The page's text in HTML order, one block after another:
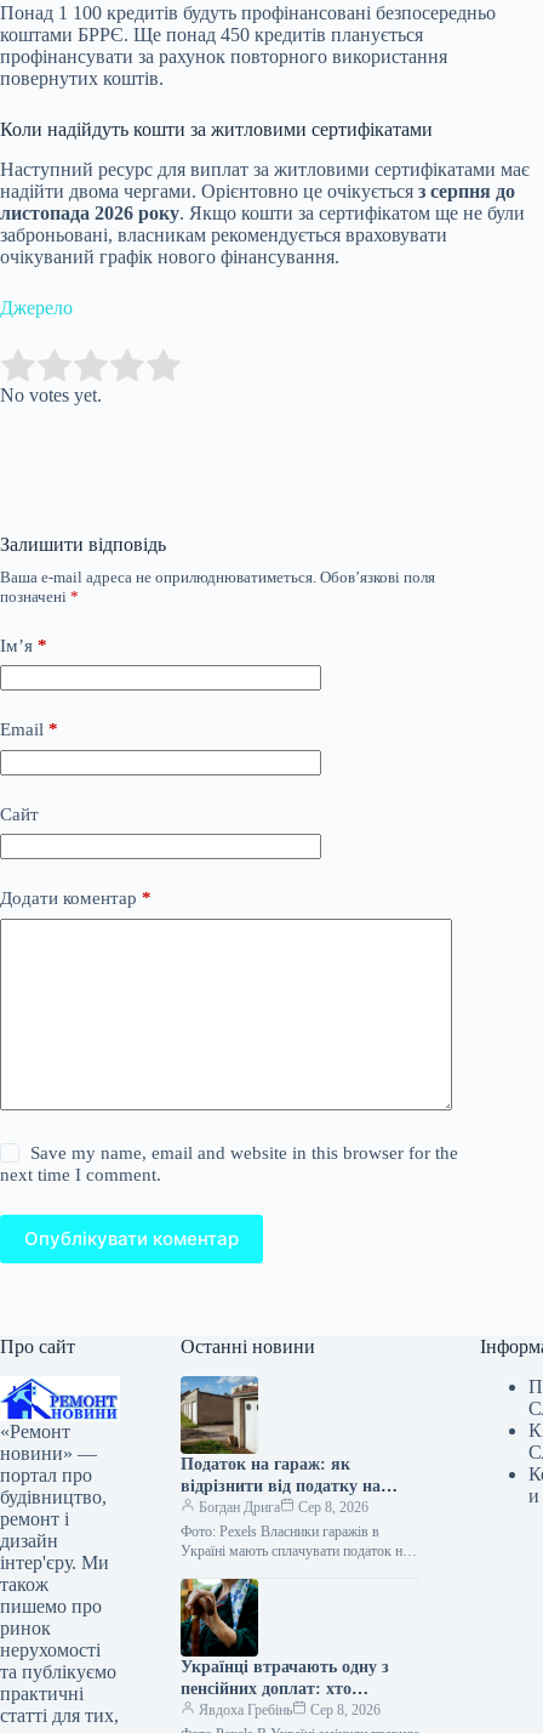
Понад 1 100 кредитів будуть профінансовані безпосередньо
коштами БРРЄ. Ще понад 450 кредитів планується
профінансувати за рахунок повторного використання
повернутих коштів.
Коли надійдуть кошти за житловими сертифікатами
Наступний ресурс для виплат за житловими сертифікатами має
надійти двома чергами. Орієнтовно це очікується з серпня до
листопада 2026 року. Якщо кошти за сертифікатом ще не були
заброньовані, власникам рекомендується враховувати
очікуваний графік нового фінансування.
Джерело
Rate this item:
No votes yet.
Залишити відповідь
Ваша e-mail адреса не оприлюднюватиметься. Обов’язкові поля
позначені *
Ім’я *
Email *
Сайт
Додати коментар *
Save my name, email and website in this browser for the
next time I comment.
Опублікувати коментар
Про сайт
«Ремонт
новини» —
портал про
будівництво,
ремонт і
дизайн
інтер'єру. Ми
також
пишемо про
ринок
нерухомості
та публікуємо
практичні
статті для тих,
Останні новини
Податок на гараж: як
відрізнити від податку на
житло
Богдан Дрига
Сер 8, 2026
Фото: Pexels Власники гаражів в
Україні мають сплачувати податок на
площі для гаражів немає – податок…
Українці втрачають одну з
пенсійних доплат: хто
залишиться без грошей
Явдоха Гребінь
Сер 8, 2026
и